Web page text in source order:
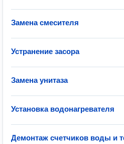
Замена смесителя
Устранение засора
Замена унитаза
Установка водонагревателя
Демонтаж счетчиков воды и